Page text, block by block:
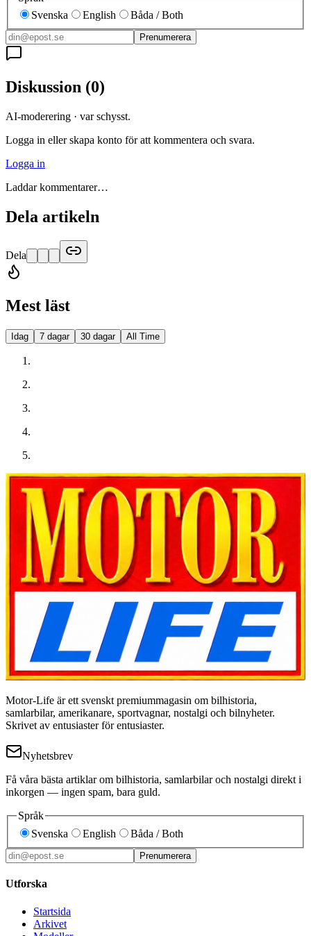
Svenska
English Båda / Both
Prenumerera
Diskussion (0)
AI-moderering · var schysst.
Logga in eller skapa konto för att kommentera och svara.
Logga in
Laddar kommentarer…
Dela artikeln
Dela
Mest läst
Idag 7 dagar 30 dagar All Time
Motor-Life är ett svenskt premiummagasin om bilhistoria,
samlarbilar, amerikanare, sportvagnar, nostalgi och bilnyheter.
Skrivet av entusiaster för entusiaster.
Nyhetsbrev
Få våra bästa artiklar om bilhistoria, samlarbilar och nostalgi direkt i
inkorgen — ingen spam, bara guld.
Språk
Svenska
English Båda / Both
Prenumerera
Utforska
Startsida
Arkivet